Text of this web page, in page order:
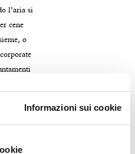
Informazioni sui cookie
l’aria si
cene
o